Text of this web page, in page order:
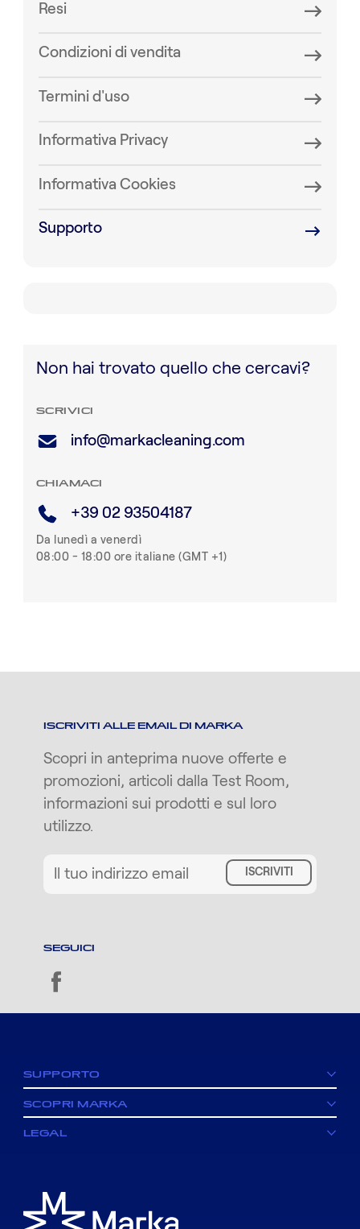
Resi
Condizioni di vendita
Termini d'uso
Informativa Privacy
Informativa Cookies
Supporto
Non hai trovato quello che cercavi?
SCRIVICI
info@markacleaning.com
CHIAMACI
+39 02 93504187
Da lunedì a venerdì
08:00 - 18:00 ore italiane (GMT +1)
ISCRIVITI ALLE EMAIL DI MARKA
Scopri in anteprima nuove offerte e
promozioni, articoli dalla Test Room,
informazioni sui prodotti e sul loro
utilizzo.
ISCRIVITI
SEGUICI
SUPPORTO
SCOPRI MARKA
LEGAL